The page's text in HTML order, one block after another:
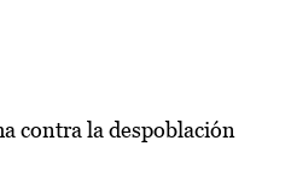
contra la despoblación